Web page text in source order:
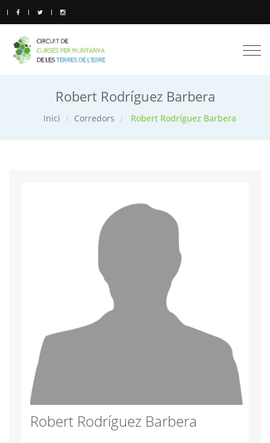
Robert Rodríguez Barbera
Inici Corredors Robert Rodríguez Barbera
Robert Rodríguez Barbera